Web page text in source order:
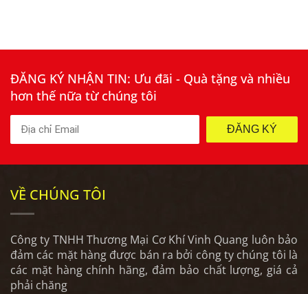
ĐĂNG KÝ NHẬN TIN: Ưu đãi - Quà tặng và nhiều
hơn thế nữa từ chúng tôi
ĐĂNG KÝ
VỀ CHÚNG TÔI
Công ty TNHH Thương Mại Cơ Khí Vinh Quang luôn bảo
đảm các mặt hàng được bán ra bởi công ty chúng tôi là
các mặt hàng chính hãng, đảm bảo chất lượng, giá cả
phải chăng